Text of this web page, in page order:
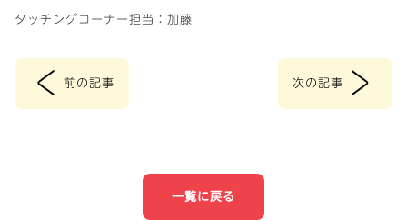
タッチングコーナー担当：加藤
< 前の記事 次の記事 >
一覧に戻る